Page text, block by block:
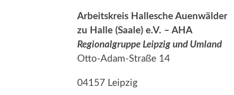
Arbeitskreis Hallesche Auenwälder
zu Halle (Saale) e.V. – AHA
Regionalgruppe Leipzig und Umland
Otto-Adam-Straße 14
04157 Leipzig